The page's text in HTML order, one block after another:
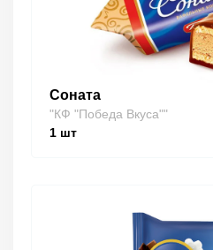
Соната
"КФ "Победа Вкуса""
1 шт